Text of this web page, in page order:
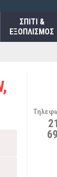
ΣΠΊΤΙ &
ΕΞΟΠΛΙΣΜΌΣ